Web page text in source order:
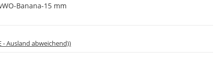
Banana-15 mm
- Ausland abweichend))